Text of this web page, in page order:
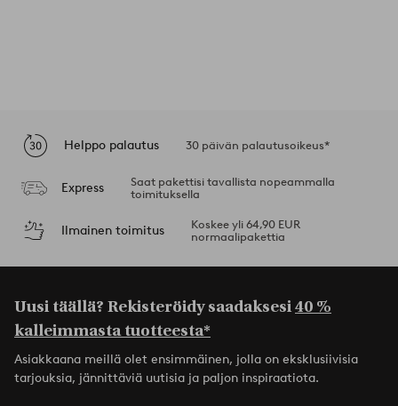
Helppo palautus 30 päivän palautusoikeus*
Express
Saat pakettisi tavallista nopeammalla
toimituksella
Ilmainen toimitus
Koskee yli 64,90 EUR
normaalipakettia
Uusi täällä? Rekisteröidy saadaksesi40 %
kalleimmasta tuotteesta*
Asiakkaana meillä olet ensimmäinen, jolla on eksklusiivisia
tarjouksia, jännittäviä uutisia ja paljon inspiraatiota.